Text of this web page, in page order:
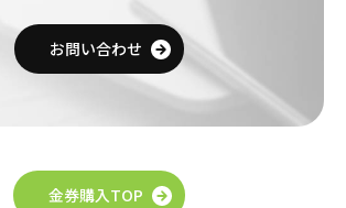
お問い合わせ
金券購入TOP